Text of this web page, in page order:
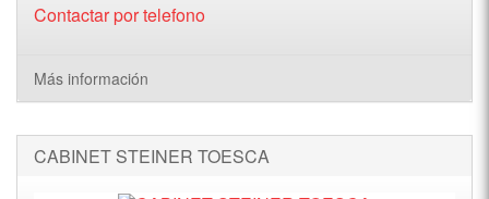
Contactar por telefono
Más información
CABINET STEINER TOESCA